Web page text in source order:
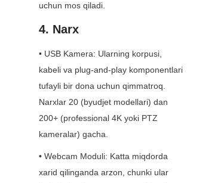
uchun mos qiladi.
4. Narx
• USB Kamera: Ularning korpusi,
kabeli va plug-and-play komponentlari
tufayli bir dona uchun qimmatroq.
Narxlar 20 (byudjet modellari) dan
200+ (professional 4K yoki PTZ
kameralar) gacha.
• Webcam Moduli: Katta miqdorda
xarid qilinganda arzon, chunki ular